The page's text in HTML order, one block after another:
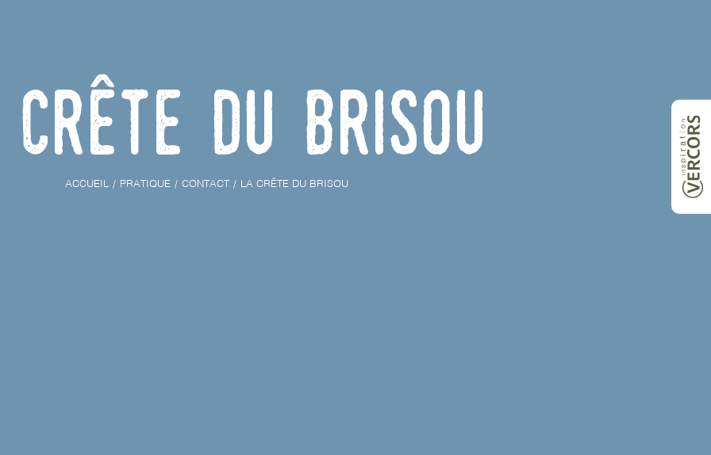
du Brisou
ACCUEIL PRATIQUE CONTACT LA CRÊTE DU BRISOU